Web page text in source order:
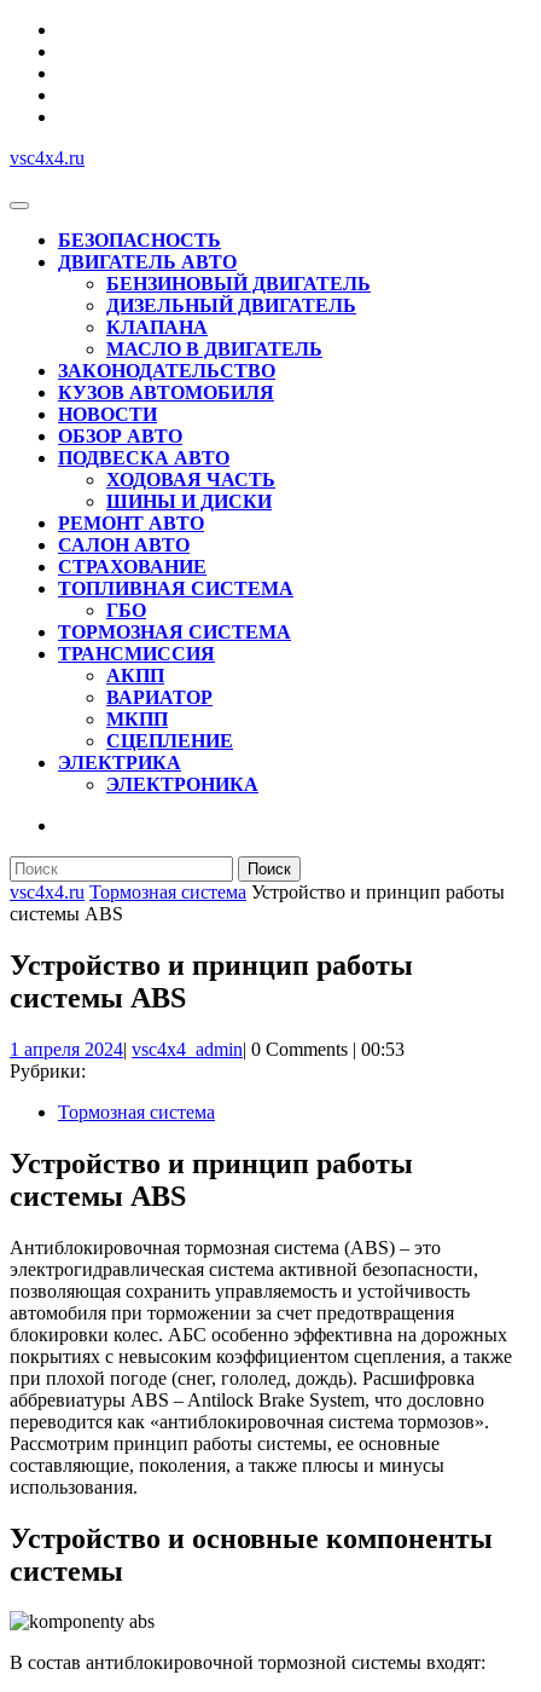
Перейти
содержимому
vsc4x4.ru
Кнопка
ОткрытьБЕЗОПАСНОСТЬ
ДВИГАТЕЛЬ АВТО
БЕНЗИНОВЫЙ ДВИГАТЕЛЬ
ДИЗЕЛЬНЫЙ ДВИГАТЕЛЬ
КЛАПАНА
МАСЛО В ДВИГАТЕЛЬ
ЗАКОНОДАТЕЛЬСТВО
КУЗОВ АВТОМОБИЛЯ
НОВОСТИ
ОБЗОР АВТО
ПОДВЕСКА АВТО
ХОДОВАЯ ЧАСТЬ
ШИНЫ И ДИСКИ
РЕМОНТ АВТО
САЛОН АВТО
СТРАХОВАНИЕ
ТОПЛИВНАЯ СИСТЕМА
ГБО
ТОРМОЗНАЯ СИСТЕМА
ТРАНСМИССИЯ
АКПП
ВАРИАТОР
МКПП
СЦЕПЛЕНИЕ
ЭЛЕКТРИКА
ЭЛЕКТРОНИКА
КНОПКА
Найти:
vsc4x4.ru Тормозная система Устройство и принцип работы
системы ABS
Устройство и принцип работы
системы ABS
1 апреля 20241| vsc4x4_adminvsc4x4_admin
| 0 Comments | 00:53
Рубрики:
Тормозная система
Устройство и принцип работы
системы ABS
Антиблокировочная тормозная система (ABS) – это
электрогидравлическая система активной безопасности,
позволяющая сохранить управляемость и устойчивость
автомобиля при торможении за счет предотвращения
блокировки колес. АБС особенно эффективна на дорожных
покрытиях с невысоким коэффициентом сцепления, а также
при плохой погоде (снег, гололед, дождь). Расшифровка
аббревиатуры ABS – Antilock Brake System, что дословно
переводится как «антиблокировочная система тормозов».
Рассмотрим принцип работы системы, ее основные
составляющие, поколения, а также плюсы и минусы
использования.
Устройство и основные компоненты
системы
В состав антиблокировочной тормозной системы входят: